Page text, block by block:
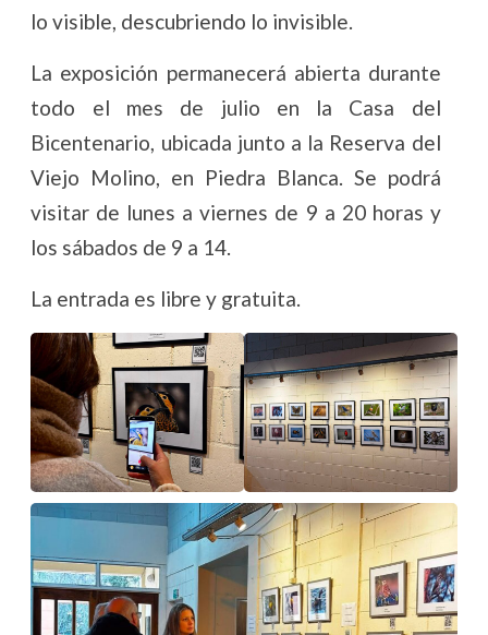
lo visible, descubriendo lo invisible.
La exposición permanecerá abierta durante
todo el mes de julio en la Casa del
Bicentenario, ubicada junto a la Reserva del
Viejo Molino, en Piedra Blanca. Se podrá
visitar de lunes a viernes de 9 a 20 horas y
los sábados de 9 a 14.
La entrada es libre y gratuita.